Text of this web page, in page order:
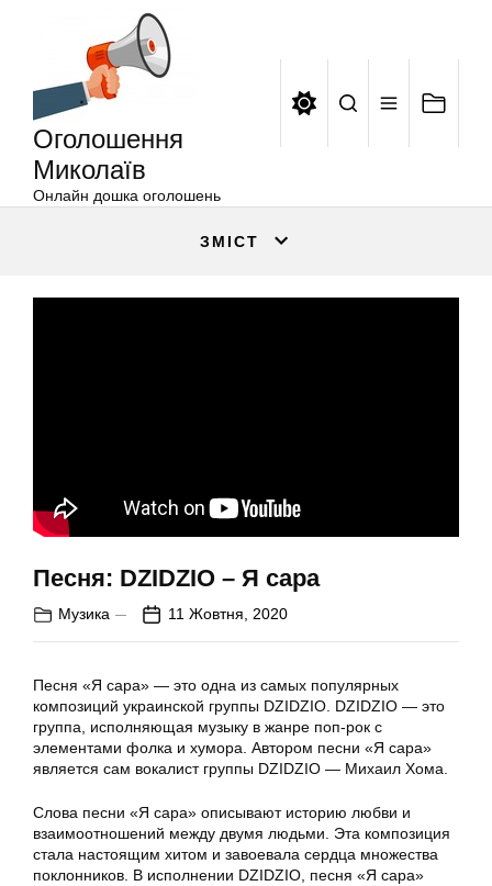
Оголошення
Миколаїв
Онлайн дошка оголошень
ЗМІСТ
Песня: DZIDZIO – Я сара
Музика 11 Жовтня, 2020
Песня «Я сара» — это одна из самых популярных
композиций украинской группы DZIDZIO. DZIDZIO — это
группа, исполняющая музыку в жанре поп-рок с
элементами фолка и хумора. Автором песни «Я сара»
является сам вокалист группы DZIDZIO — Михаил Хома.
Слова песни «Я сара» описывают историю любви и
взаимоотношений между двумя людьми. Эта композиция
стала настоящим хитом и завоевала сердца множества
поклонников. В исполнении DZIDZIO, песня «Я сара»